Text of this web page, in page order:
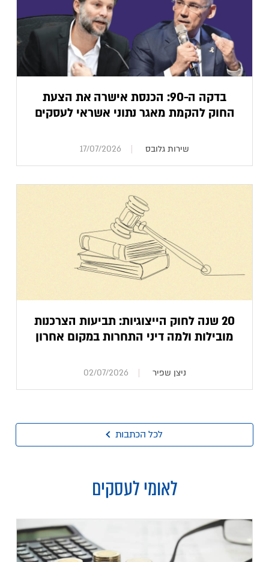
בדקה ה-90: הכנסת אישרה את הצעת
החוק להקמת מאגר נתוני אשראי לעסקים
שירות גלובס 17/07/2026
20 שנה לחוק הייצוגיות: תביעות הצרכנות
מובילות ולמה דיני התחרות במקום אחרון
ניצן שפיר 02/07/2026
לכל הכתבות
לאומי לעסקים